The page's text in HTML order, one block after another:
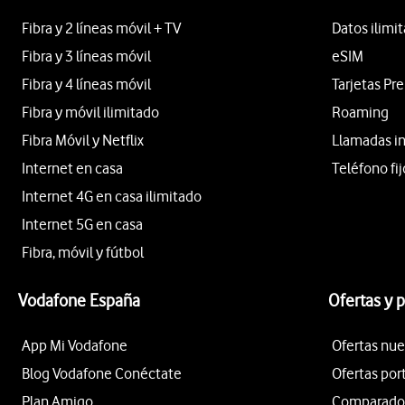
Fibra y 2 líneas móvil + TV
Fibra y 3 líneas móvil
Fibra y 4 líneas móvil
Fibra y móvil ilimitado
Fibra Móvil y Netflix
Internet en casa
Internet 4G en casa ilimitado
Internet 5G en casa
Fibra, móvil y fútbol
Datos
eSIM
Tarjetas
Roaming
Llamadas
Teléfono
Vodafone España
App Mi Vodafone
Blog Vodafone Conéctate
Plan Amigo
Ofertas y
Ofertas
Ofertas